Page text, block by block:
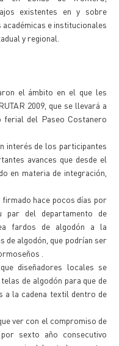
existentes en y sobre
e institucionales
y regional.
el ámbito en el que les
2009, que se llevará a
del Paseo Costanero
interés de los participantes
avances que desde el
en materia de integración,
hace pocos días por
par del departamento de
fardos de algodón a la
de algodón, que podrían ser
.
diseñadores locales se
de algodón para que de
a la cadena textil dentro de
ver con el compromiso de
sexto año consecutivo